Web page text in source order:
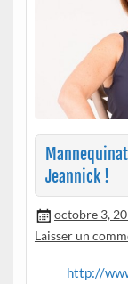
Jeannick !
octobre 3,
Laisser un
http://